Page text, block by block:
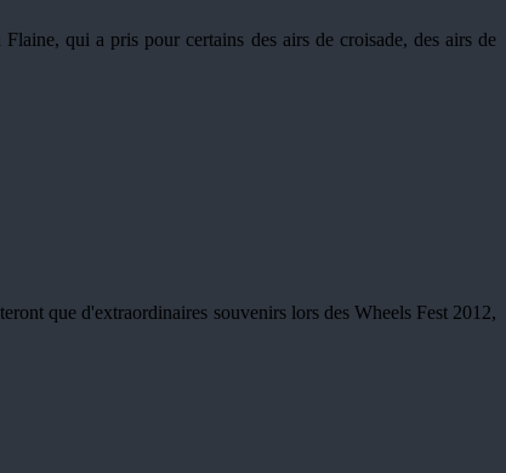
qui a pris pour certains des airs de croisade, des airs de
que d'extraordinaires souvenirs lors des Wheels Fest 2012,